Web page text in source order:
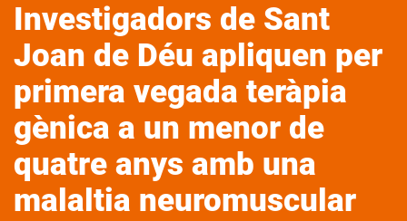
Investigadors de Sant
Joan de Déu apliquen per
primera vegada teràpia
gènica a un menor de
quatre anys amb una
malaltia neuromuscular